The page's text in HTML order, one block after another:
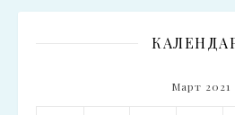
Март 2021